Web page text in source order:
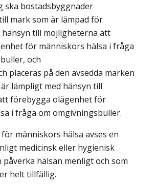
ska bostadsbyggnader
mark som är lämpad för
hänsyn till möjligheterna att
för människors hälsa i fråga
och
placeras på den avsedda marken
lämpligt med hänsyn till
förebygga olägenhet för
i fråga om omgivningsbuller.
människors hälsa avses en
medicinsk eller hygienisk
hälsan menligt och som
helt tillfällig.